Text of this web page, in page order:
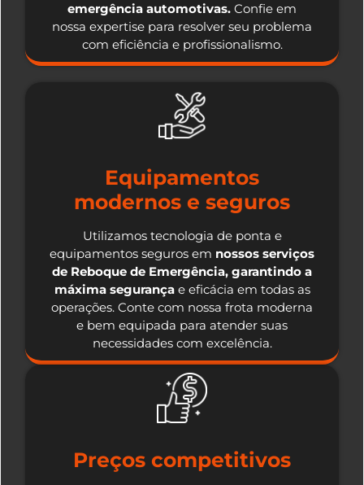
emergência automotivas. Confie em
nossa expertise para resolver seu problema
com eficiência e profissionalismo.
Equipamentos
modernos e seguros
Utilizamos tecnologia de ponta e
equipamentos seguros em nossos serviços
de Reboque de Emergência, garantindo a
máxima segurançae eficácia em todas as
operações. Conte com nossa frota moderna
e bem equipada para atender suas
necessidades com excelência.
Preços competitivos